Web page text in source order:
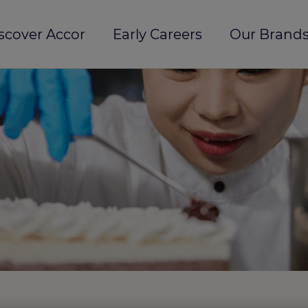
Accor Early Careers Our